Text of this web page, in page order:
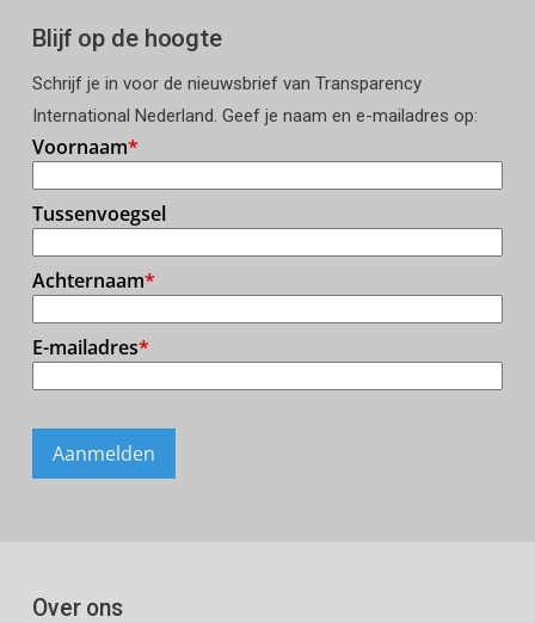
Blijf op de hoogte
Schrijf je in voor de nieuwsbrief van Transparency
International Nederland. Geef je naam en e-mailadres op:
Over ons